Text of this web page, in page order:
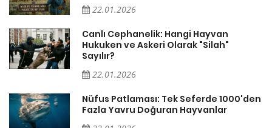
22.01.2026
Canlı Cephanelik: Hangi Hayvan
Hukuken ve Askeri Olarak "Silah"
Sayılır?
22.01.2026
Nüfus Patlaması: Tek Seferde 1000'den
Fazla Yavru Doğuran Hayvanlar